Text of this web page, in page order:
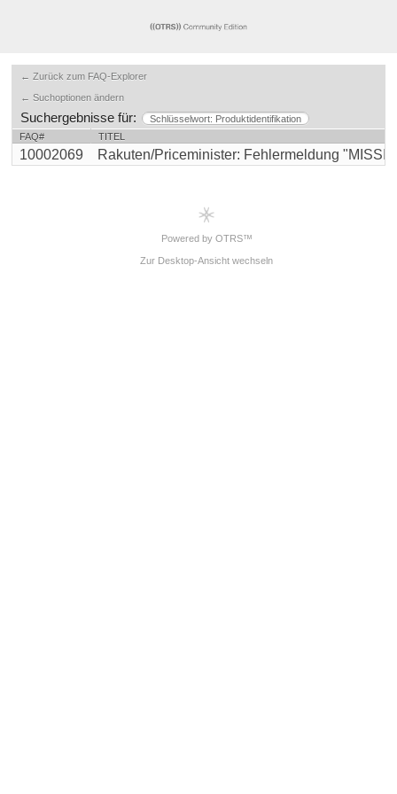
← Zurück zum FAQ-Explorer
← Suchoptionen ändern
Suchergebnisse für:
Schlüsselwort: Produktidentifikation
FAQ#
TITEL
10002069 Rakuten/Priceminister: Fehlermeldung
Powered by OTRS™
Zur Desktop-Ansicht wechseln